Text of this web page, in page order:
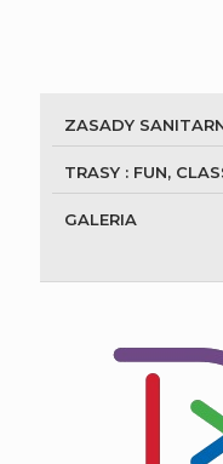
ZASADY
TRASY : FUN,
GALERIA